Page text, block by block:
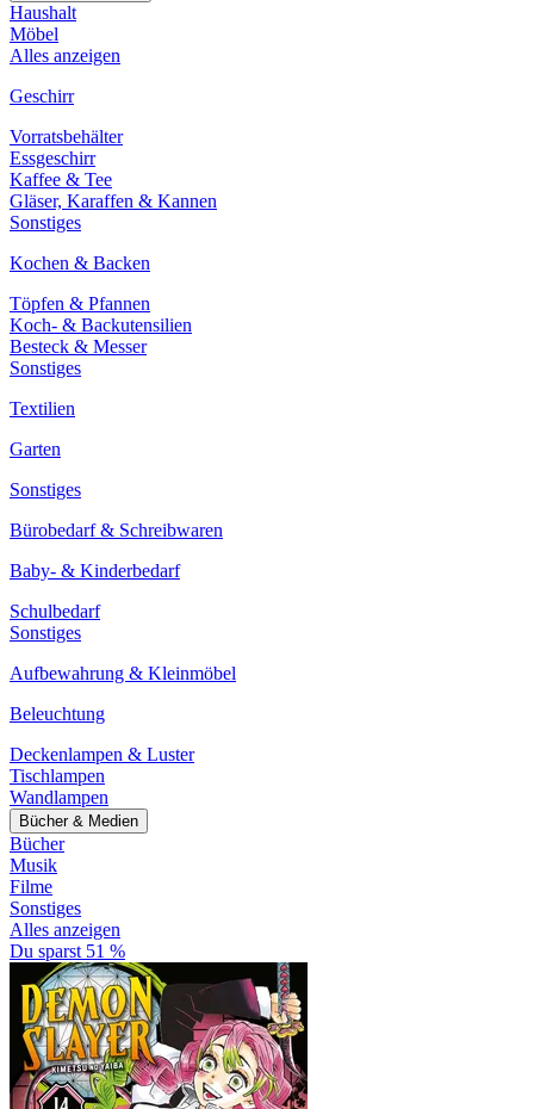
Haushalt
Möbel
Alles anzeigen
Geschirr
Vorratsbehälter
Essgeschirr
Kaffee & Tee
Gläser, Karaffen & Kannen
Sonstiges
Kochen & Backen
Töpfen & Pfannen
Koch- & Backutensilien
Besteck & Messer
Sonstiges
Textilien
Garten
Sonstiges
Bürobedarf & Schreibwaren
Baby- & Kinderbedarf
Schulbedarf
Sonstiges
Aufbewahrung & Kleinmöbel
Beleuchtung
Deckenlampen & Luster
Tischlampen
Wandlampen
Bücher & Medien
Bücher
Musik
Filme
Sonstiges
Alles anzeigen
Du sparst 51 %